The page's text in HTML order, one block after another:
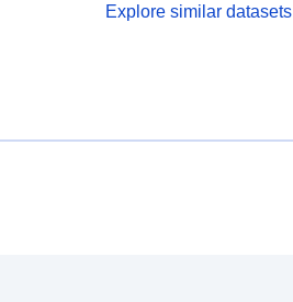
Explore similar datasets